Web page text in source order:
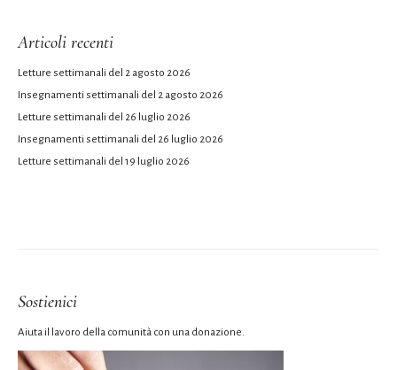
Articoli recenti
Letture settimanali del 2 agosto 2026
Insegnamenti settimanali del 2 agosto 2026
Letture settimanali del 26 luglio 2026
Insegnamenti settimanali del 26 luglio 2026
Letture settimanali del 19 luglio 2026
Sostienici
Aiuta il lavoro della comunità con una donazione.